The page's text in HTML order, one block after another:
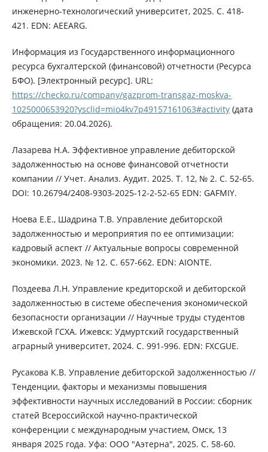
инженерно-технологический университет, 2025. С. 418-
421. EDN: AEEARG.
Информация из Государственного информационного
ресурса бухгалтерской (финансовой) отчетности (Ресурса
БФО). [Электронный ресурс]. URL:
https://checko.ru/company/gazprom-transgaz-moskva-
1025000653920?ysclid=mio4kv7p49157161063#activity(дата
обращения: 20.04.2026).
Лазарева Н.А. Эффективное управление дебиторской
задолженностью на основе финансовой отчетности
компании // Учет. Анализ. Аудит. 2025. Т. 12, № 2. С. 52-65.
DOI: 10.26794/2408-9303-2025-12-2-52-65 EDN: GAFMIY.
Ноева Е.Е., Шадрина Т.В. Управление дебиторской
задолженностью и мероприятия по ее оптимизации:
кадровый аспект // Актуальные вопросы современной
экономики. 2023. № 12. С. 657-662. EDN: AIONTE.
Поздеева Л.Н. Управление кредиторской и дебиторской
задолженностью в системе обеспечения экономической
безопасности организации // Научные труды студентов
Ижевской ГСХА. Ижевск: Удмуртский государственный
аграрный университет, 2024. С. 991-996. EDN: FXCGUE.
Русакова К.В. Управление дебиторской задолженностью //
Тенденции, факторы и механизмы повышения
эффективности научных исследований в России: сборник
статей Всероссийской научно-практической
конференции с международным участием, Омск, 13
января 2025 года. Уфа: ООО "Аэтерна", 2025. С. 58-60.